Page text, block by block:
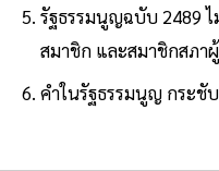
รัฐธรรมนูญฉบับ 2489
สมาชิก และสมาชิกสภา
คำในรัฐธรรมนูญ กระชั